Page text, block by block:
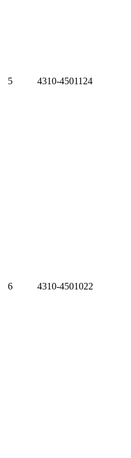
5 4310-4501124
6 4310-4501022